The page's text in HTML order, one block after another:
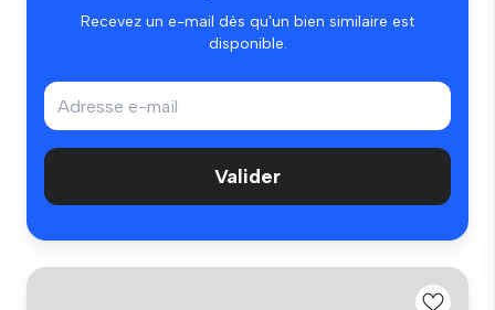
Recevez un e-mail dès qu'un bien similaire est
disponible.
Valider